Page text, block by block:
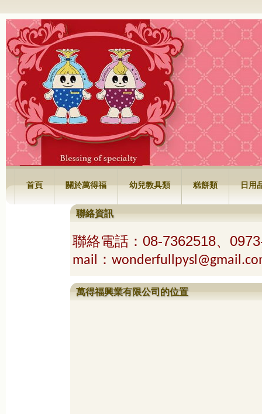
萬得福興業有限公司
首頁 關於萬得福 幼兒教具類 糕餅類 日用
聯絡資訊
聯絡電話 ： 08-7362518、
mail：
萬得福興業有限公司的位置